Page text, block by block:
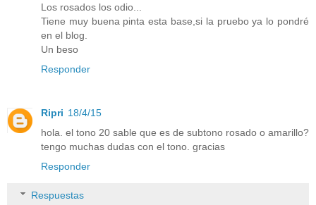
Los rosados los odio...
Tiene muy buena pinta esta base,si la pruebo ya lo pondré
en el blog.
Un beso
Responder
Ripri 18/4/15
hola. el tono 20 sable que es de subtono rosado o amarillo?
tengo muchas dudas con el tono. gracias
Responder
Respuestas